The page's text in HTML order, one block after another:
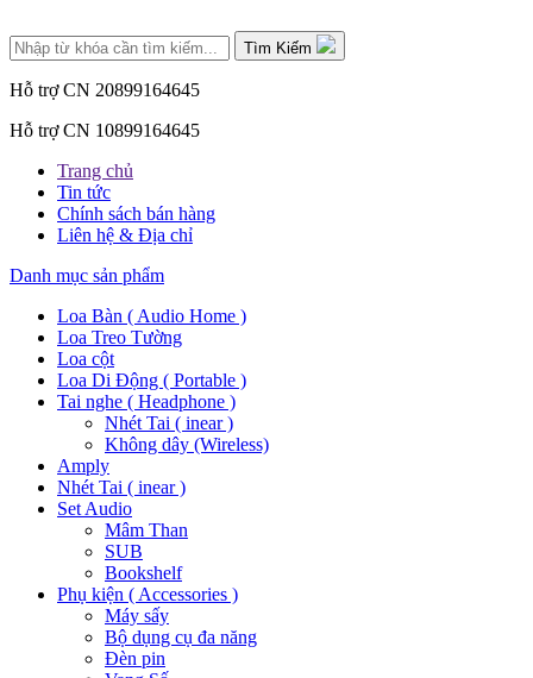
Tìm Kiếm
Hỗ trợ CN 20899164645
Hỗ trợ CN 10899164645
Trang chủ
Tin tức
Chính sách bán hàng
Liên hệ & Địa chỉ
Danh mục sản phẩm
Loa Bàn ( Audio Home )
Loa Treo Tường
Loa cột
Loa Di Động ( Portable )
Tai nghe ( Headphone )
Nhét Tai ( inear )
Không dây (Wireless)
Amply
Nhét Tai ( inear )
Set Audio
Mâm Than
SUB
Bookshelf
Phụ kiện ( Accessories )
Máy sấy
Bộ dụng cụ đa năng
Đèn pin